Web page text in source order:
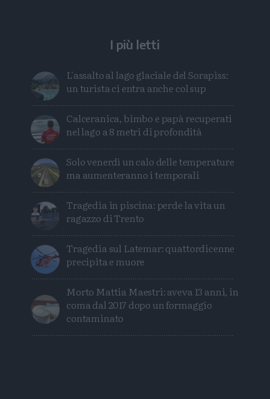
I più letti
L'assalto al lago glaciale del Sorapiss:
un turista ci entra anche col sup
Calceranica, bimbo e papà recuperati
nel lago a 8 metri di profondità
Solo venerdì un calo delle temperature
ma aumenteranno i temporali
Tragedia in piscina: perde la vita un
ragazzo di Trento
Tragedia sul Latemar: quattordicenne
precipita e muore
Morto Mattia Maestri: aveva 13 anni, in
coma dal 2017 dopo un formaggio
contaminato